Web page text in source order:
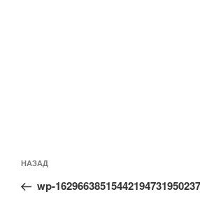
по
записям
Предыдущая
запись:
НАЗАД
wp-